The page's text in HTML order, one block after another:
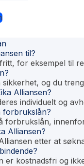
til?
for eksempel til
og du
Alliansen?
individuelt og
forbrukslån?
forbrukslån,
Alliansen?
etter at
kostnadsfri og